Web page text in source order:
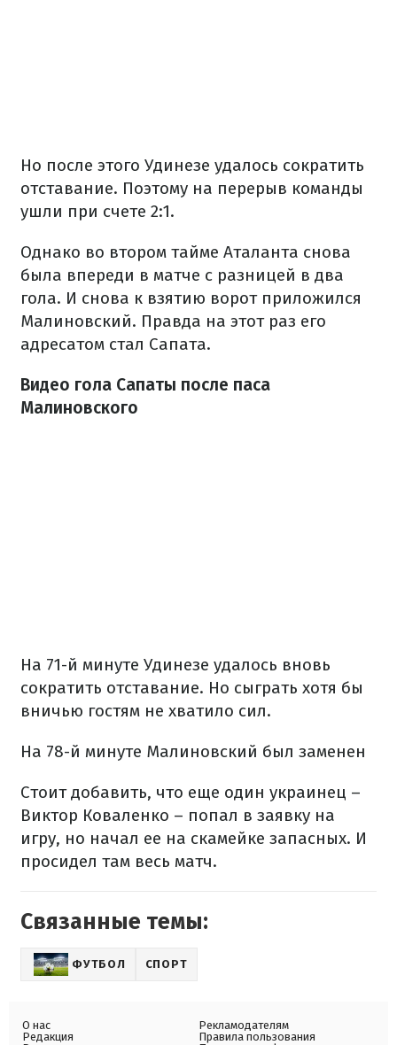
Но после этого Удинезе удалось сократить
отставание. Поэтому на перерыв команды
ушли при счете 2:1.
Однако во втором тайме Аталанта снова
была впереди в матче с разницей в два
гола. И снова к взятию ворот приложился
Малиновский. Правда на этот раз его
адресатом стал Сапата.
Видео гола Сапаты после паса
Малиновского
На 71-й минуте Удинезе удалось вновь
сократить отставание. Но сыграть хотя бы
вничью гостям не хватило сил.
На 78-й минуте Малиновский был заменен
Стоит добавить, что еще один украинец –
Виктор Коваленко – попал в заявку на
игру, но начал ее на скамейке запасных. И
просидел там весь матч.
Связанные темы:
ФУТБОЛ СПОРТ
О нас
Редакция
Рекламодателям
Правила пользования